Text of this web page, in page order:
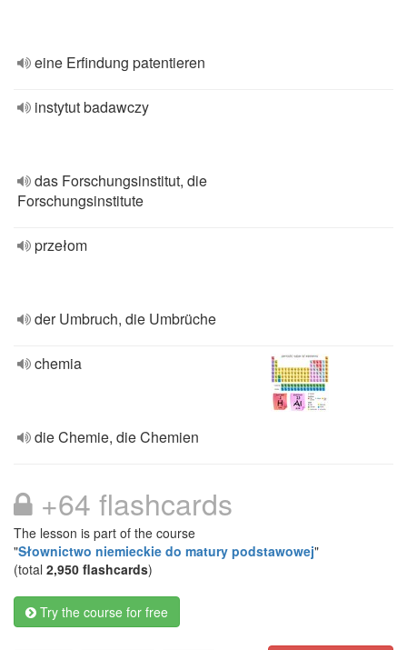
eine Erfindung patentieren
instytut badawczy
das Forschungsinstitut, die
Forschungsinstitute
przełom
der Umbruch, die Umbrüche
chemia
die Chemie, die Chemien
+64 flashcards
The lesson is part of the course
"Słownictwo niemieckie do matury podstawowej"
(total 2,950 flashcards)
Try the course for free